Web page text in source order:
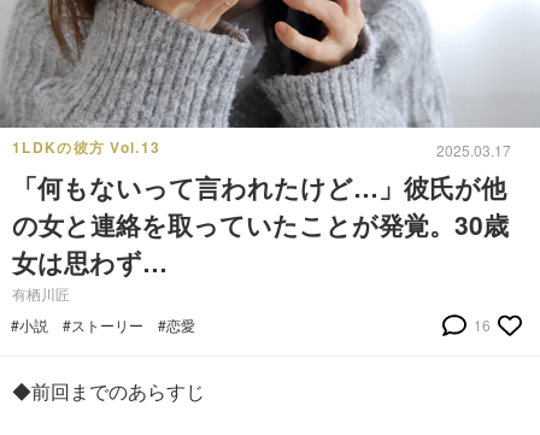
1LDKの彼方 Vol.13 2025.03.17
「何もないって言われたけど…」彼氏が他
の女と連絡を取っていたことが発覚。30歳
女は思わず…
有栖川匠
#小説
#ストーリー #恋愛 16
◆前回までのあらすじ